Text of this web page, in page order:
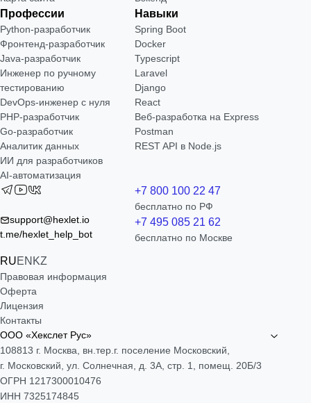
Профессии
Python-разработчик
Фронтенд-разработчик
Java-разработчик
Инженер по ручному
тестированию
DevOps-инженер с нуля
РНР-разработчик
Go-разработчик
Аналитик данных
ИИ для разработчиков
AI-автоматизация
Навыки
Spring Boot
Docker
Typescript
Laravel
Django
React
Веб-разработка на Express
Postman
REST API в Node.js
support@hexlet.io
t.me/hexlet_help_bot
RUEN KZ
+7 800 100 22 47
бесплатно по РФ
+7 495 085 21 62
бесплатно по Москве
Правовая информация
Оферта
Лицензия
Контакты
ООО «Хекслет Рус»
108813 г. Москва, вн.тер.г. поселение Московский,
г. Московский, ул. Солнечная, д. 3А, стр. 1, помещ. 20Б/3
ОГРН 1217300010476
ИНН 7325174845